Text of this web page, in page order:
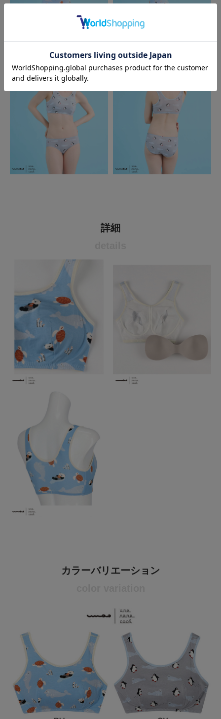
詳細
カラーバリエーション